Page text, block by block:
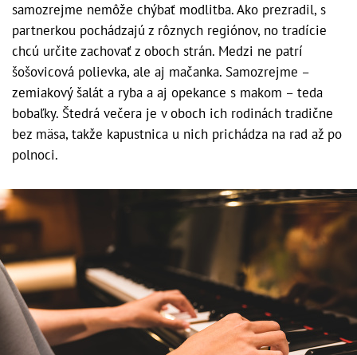
samozrejme nemôže chýbať modlitba. Ako prezradil, s
partnerkou pochádzajú z rôznych regiónov, no tradície
chcú určite zachovať z oboch strán. Medzi ne patrí
šošovicová polievka, ale aj mačanka. Samozrejme –
zemiakový šalát a ryba a aj opekance s makom – teda
bobaľky. Štedrá večera je v oboch ich rodinách tradične
bez mäsa, takže kapustnica u nich prichádza na rad až po
polnoci.